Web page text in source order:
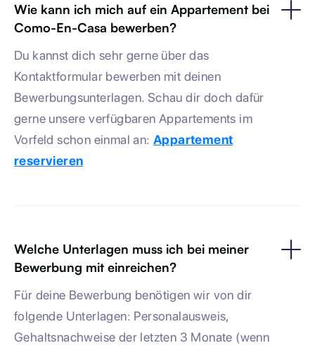
Wie kann ich mich auf ein Appartement bei
Como-En-Casa bewerben?
Du kannst dich sehr gerne über das
Kontaktformular bewerben mit deinen
Bewerbungsunterlagen. Schau dir doch dafür
gerne unsere verfügbaren Appartements im
Vorfeld schon einmal an: Appartement
reservieren
Welche Unterlagen muss ich bei meiner
Bewerbung mit einreichen?
Für deine Bewerbung benötigen wir von dir
folgende Unterlagen: Personalausweis,
Gehaltsnachweise der letzten 3 Monate (wenn